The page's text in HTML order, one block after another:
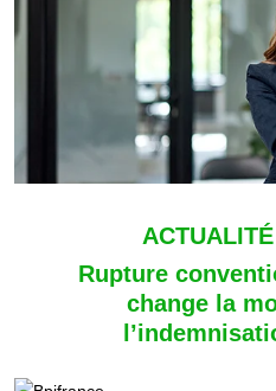
Rupture
change la